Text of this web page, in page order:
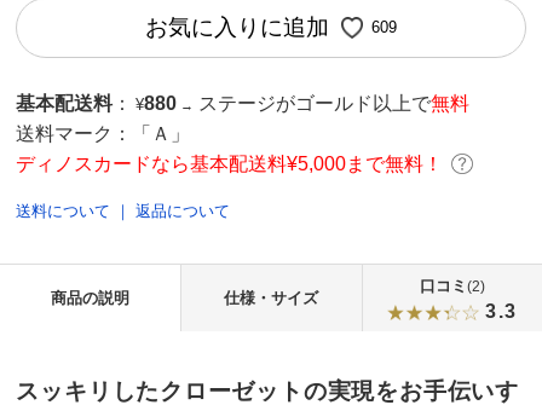
お気に入りに追加 609
基本配送料 ： ¥880 → ステージがゴールド以上で無料
送料マーク：
「Ａ」
ディノスカードなら基本配送料¥5,000まで無料！
送料について ｜返品について
商品の説明 仕様・サイズ
口コミ (2)
3.3
スッキリしたクローゼットの実現をお手伝いす